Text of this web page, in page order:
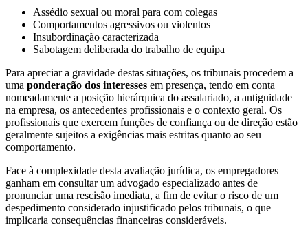
Assédio sexual ou moral para com colegas
Comportamentos agressivos ou violentos
Insubordinação caracterizada
Sabotagem deliberada do trabalho de equipa
Para apreciar a gravidade destas situações, os tribunais procedem a
uma ponderação dos interesses em presença, tendo em conta
nomeadamente a posição hierárquica do assalariado, a antiguidade
na empresa, os antecedentes profissionais e o contexto geral. Os
profissionais que exercem funções de confiança ou de direção estão
geralmente sujeitos a exigências mais estritas quanto ao seu
comportamento.
Face à complexidade desta avaliação jurídica, os empregadores
ganham em consultar um advogado especializado antes de
pronunciar uma rescisão imediata, a fim de evitar o risco de um
despedimento considerado injustificado pelos tribunais, o que
implicaria consequências financeiras consideráveis.